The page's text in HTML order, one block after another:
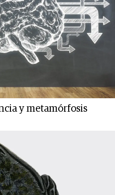
y metamórfosis